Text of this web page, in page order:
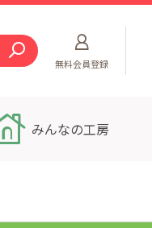
無料会員登録
みんなの工房